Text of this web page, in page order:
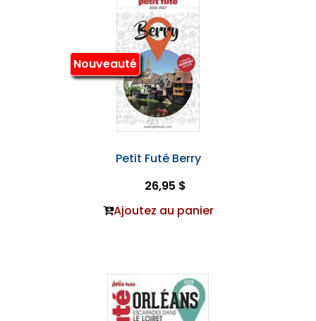
Nouveauté
Petit Futé Berry
26,95 $
Ajoutez au panier